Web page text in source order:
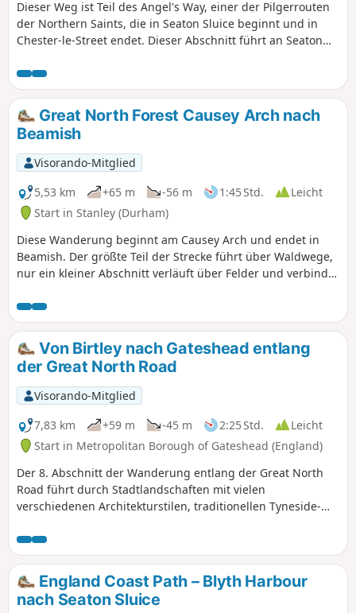
Dieser Weg ist Teil des Angel's Way, einer der Pilgerrouten
der Northern Saints, die in Seaton Sluice beginnt und in
Chester-le-Street endet. Dieser Abschnitt führt an Seaton
vorbei, das dem Dorf seinen Namen gibt.
Great North Forest Causey Arch nach
Beamish
Visorando-Mitglied
5,53 km
+65 m -56 m 1:45 Std.
Leicht
Start in Stanley (Durham)
Diese Wanderung beginnt am Causey Arch und endet in
Beamish. Der größte Teil der Strecke führt über Waldwege,
nur ein kleiner Abschnitt verläuft über Felder und verbindet
Causey Arch und die Tanfield Railway, bevor Sie die
Wanderung beginnen.
Von Birtley nach Gateshead entlang
der Great North Road
Visorando-Mitglied
7,83 km
+59 m -45 m 2:25 Std.
Leicht
Start in Metropolitan Borough of Gateshead (England)
Der 8. Abschnitt der Wanderung entlang der Great North
Road führt durch Stadtlandschaften mit vielen
verschiedenen Architekturstilen, traditionellen Tyneside-
zwischenkriegszeitlichen Doppelhäusern sowie vielen
neuen und alten Gasthöfen, die von der Great North Road
zeugen. Die Wanderung führt auch am berühmten Angel of
the North und dem wunderschönen viktorianischen Saltwell
Park vorbei. Planen Sie also genügend Zeit für Abstecher
England Coast Path – Blyth Harbour
nach Seaton Sluice